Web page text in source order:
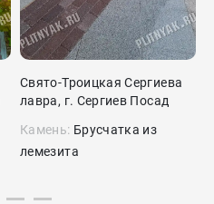
Свято-Троицкая Сергиева
лавра, г. Сергиев Посад
Камень: Брусчатка из
лемезита